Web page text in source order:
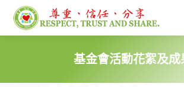
基金會活動花絮及成